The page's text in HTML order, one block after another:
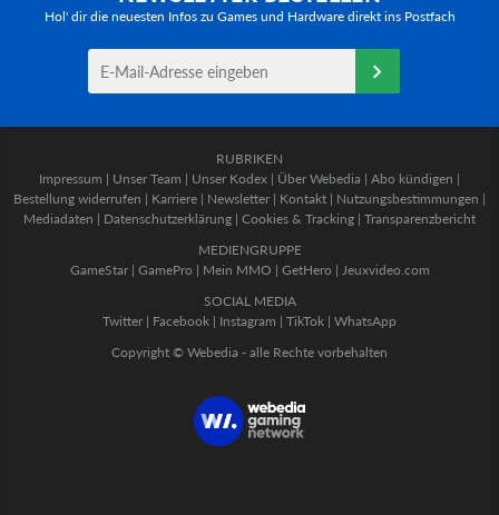
Hol' dir die neuesten Infos zu Games und Hardware direkt ins Postfach
RUBRIKEN
Impressum | Unser Team | Unser Kodex | Über Webedia | Abo kündigen |
Bestellung widerrufen | Karriere | Newsletter | Kontakt | Nutzungsbestimmungen |
Mediadaten | Datenschutzerklärung | Cookies & Tracking | Transparenzbericht
MEDIENGRUPPE
GameStar| GamePro | Mein MMO | GetHero | Jeuxvideo.com
SOCIAL MEDIA
Twitter | Facebook | Instagram | TikTok | WhatsApp
Copyright © Webedia - alle Rechte vorbehalten